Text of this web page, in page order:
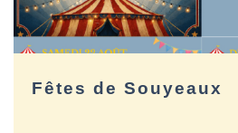
Fêtes de Souyeaux